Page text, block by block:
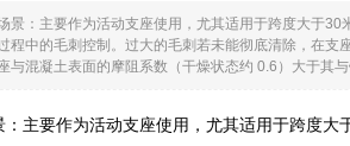
景：主要作为活动支座使用，尤其适用于跨度大于
程中的毛刺控制。过大的毛刺若未能彻底清除，在
与混凝土表面的摩阻系数（干燥状态约 0.6）大于其
主要作为活动支座使用，尤其适用于跨度